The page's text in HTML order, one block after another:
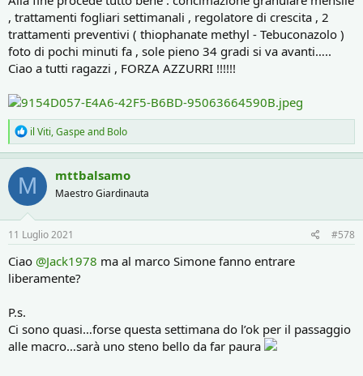
, trattamenti fogliari settimanali , regolatore di crescita , 2
trattamenti preventivi ( thiophanate methyl - Tebuconazolo )
foto di pochi minuti fa , sole pieno 34 gradi si va avanti…..
Ciao a tutti ragazzi , FORZA AZZURRI !!!!!!
R
e
a
c
t
i
o
n
s
:
il Viti,Gaspeand Bolo
M mttbalsamo
Maestro Giardinauta
11 Luglio 2021 #578
Ciao @Jack1978 ma al marco Simone fanno entrare
liberamente?
P.s.
Ci sono quasi…forse questa settimana do l’ok per il passaggio
alle macro…sarà uno steno bello da far paura